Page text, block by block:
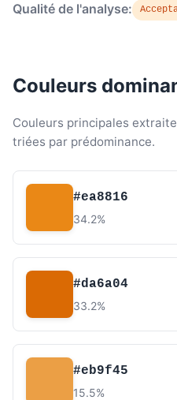
Qualité de l'analyse:
Couleurs
Couleurs principales
triées par prédominance.
#ea8816
34.2%
#da6a04
33.2%
#eb9f45
15.5%